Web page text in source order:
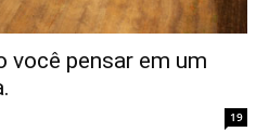
você pensar em um
19